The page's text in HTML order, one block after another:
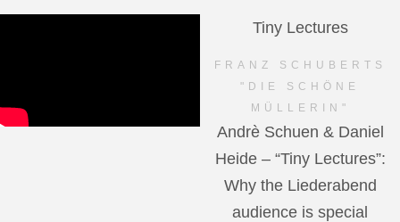
Tiny Lectures
FRANZ SCHUBERTS
"DIE SCHÖNE
MÜLLERIN"
Andrè Schuen & Daniel
Heide – “Tiny Lectures”:
Why the Liederabend
audience is special